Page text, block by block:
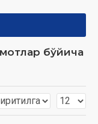
бўйича